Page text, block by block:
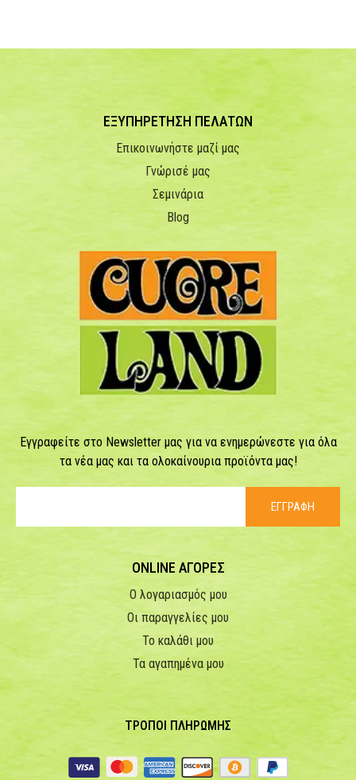
ΕΞΥΠΗΡΕΤΗΣΗ ΠΕΛΑΤΩΝ
Επικοινωνήστε μαζί μας
Γνώρισέ μας
Σεμινάρια
Blog
Εγγραφείτε στο Newsletter μας για να ενημερώνεστε για όλα
τα νέα μας και τα ολοκαίνουρια προϊόντα μας!
ΕΓΓΡΑΦΗ
ONLINE ΑΓΟΡΕΣ
Ο λογαριασμός μου
Οι παραγγελίες μου
Το καλάθι μου
Τα αγαπημένα μου
ΤΡΟΠΟΙ ΠΛΗΡΩΜΗΣ